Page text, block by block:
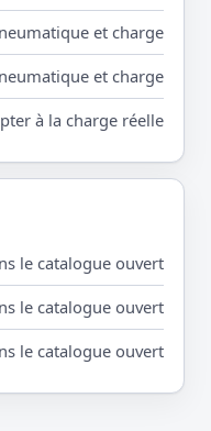
et charge
et charge
à la charge réelle
le catalogue ouvert
le catalogue ouvert
le catalogue ouvert